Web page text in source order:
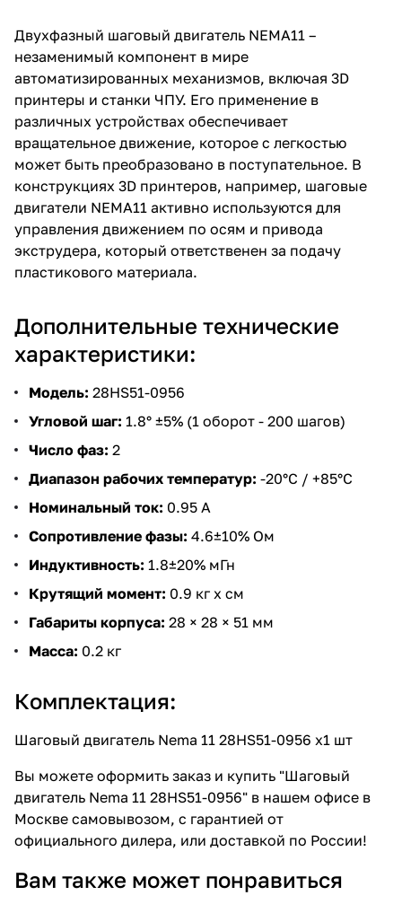
Двухфазный шаговый двигатель NEMA11 –
незаменимый компонент в мире
автоматизированных механизмов, включая 3D
принтеры и станки ЧПУ. Его применение в
различных устройствах обеспечивает
вращательное движение, которое с легкостью
может быть преобразовано в поступательное. В
конструкциях 3D принтеров, например, шаговые
двигатели NEMA11 активно используются для
управления движением по осям и привода
экструдера, который ответственен за подачу
пластикового материала.
Дополнительные технические
характеристики:
Модель: 28HS51-0956
Угловой шаг: 1.8° ±5% (1 оборот - 200 шагов)
Число фаз: 2
Диапазон рабочих температур: -20°С / +85°С
Номинальный ток: 0.95 А
Сопротивление фазы: 4.6±10% Ом
Индуктивность: 1.8±20% мГн
Крутящий момент: 0.9 кг x см
Габариты корпуса: 28 × 28 × 51 мм
Масса: 0.2 кг
Комплектация:
Шаговый двигатель Nema 11 28HS51-0956 x1 шт
Вы можете оформить заказ и купить "Шаговый
двигатель Nema 11 28HS51-0956" в нашем офисе в
Москве самовывозом, с гарантией от
официального дилера, или доставкой по России!
Вам также может понравиться